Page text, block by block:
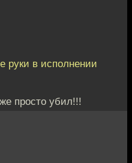
руки в исполнении
просто убил!!!